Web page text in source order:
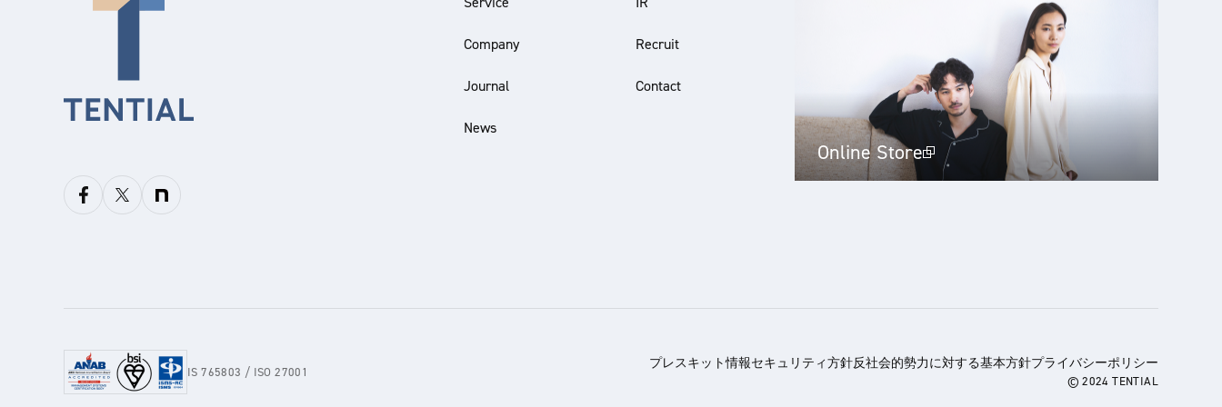
Company
Journal
News
Recruit
Contact
Online Store
IS 765803 / ISO 27001
プレスキット情報セキュリティ方針反社会的勢力に対する基本方針プライバシーポリシー
© 2024 TENTIAL